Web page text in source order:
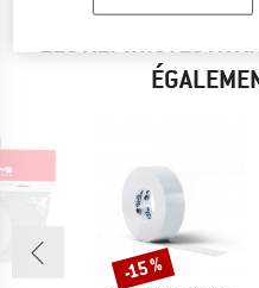
LES ALPINISTES
Remise
-15 %